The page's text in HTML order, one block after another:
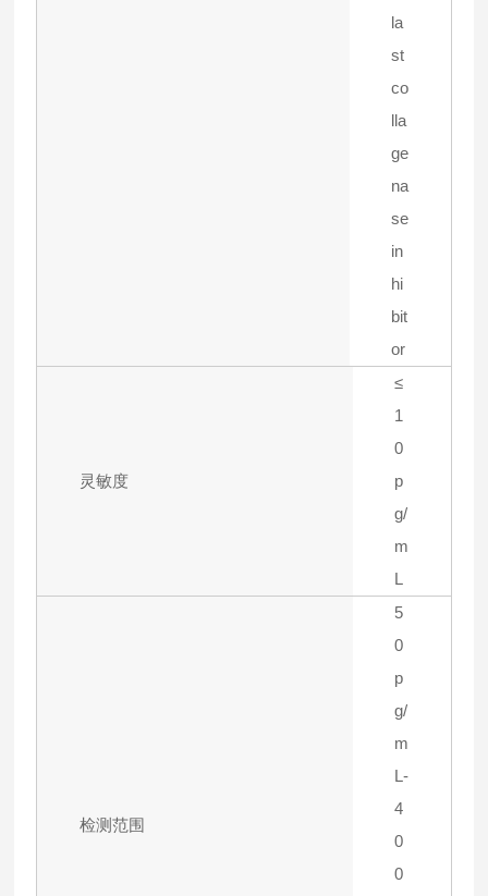
la
st
co
lla
ge
na
se
in
hi
bit
or
灵敏度
≤
1
0
p
g/
m
L
检测范围
5
0
p
g/
m
L-
4
0
0